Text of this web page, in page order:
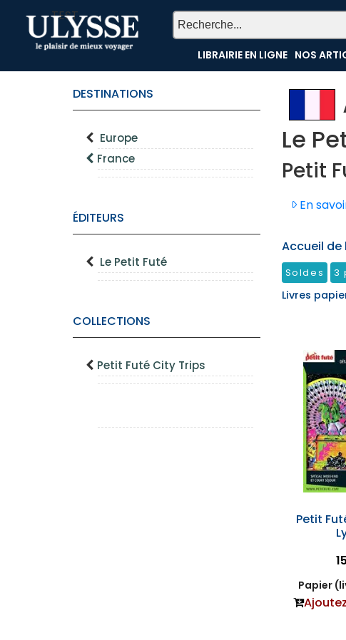
TEST
LIBRAIRIE EN LIGNE NOS
DESTINATIONS
Europe
France
ÉDITEURS
Le Petit Futé
COLLECTIONS
Petit Futé City Trips
Le
Petit
En
Accueil de
Soldes 3
Livres
Petit
Papier